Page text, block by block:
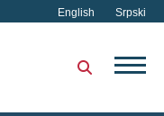
English Srpski